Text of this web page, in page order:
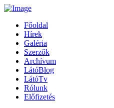
Főoldal
Hírek
Galéria
Szerzők
Archívum
LátóBlog
LátóTv
Rólunk
Előfizetés